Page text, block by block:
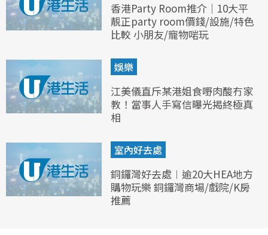
香港Party Room推介｜10大平
靚正party room價錢/設施/特色
比較 小朋友/寵物啱玩
娛樂
江美儀直斥某港姐食嘢肉酸冇家
教！當事人手寫信曝光揭終極真
相
室內好去處
銅鑼灣好去處︱逾20大HEA地方
購物玩樂 銅鑼灣商場/戲院/K房
推薦